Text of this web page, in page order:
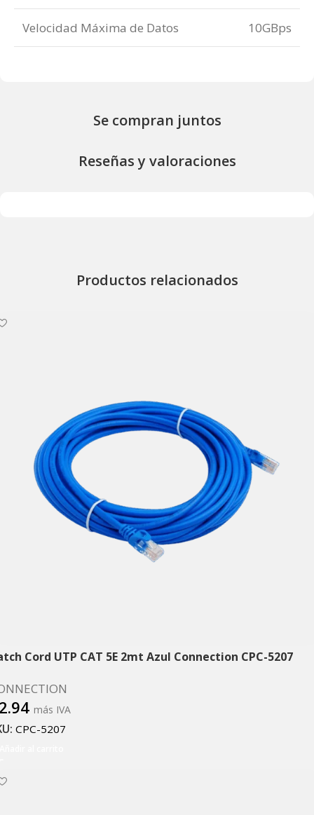
Velocidad Máxima de Datos 10GBps
Se compran juntos
Reseñas y valoraciones
Productos relacionados
Cord UTP CAT 5E 2mt Azul Connection CPC-5207
más IVA
CPC-5207